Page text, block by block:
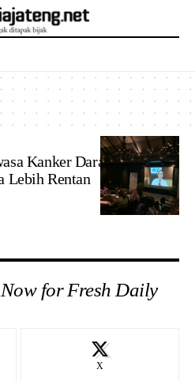
Kanker Darah Ancam
Lebih Rentan
for Fresh Daily
X